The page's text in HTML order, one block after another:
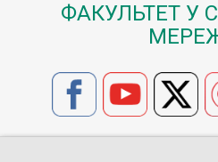
ФАКУЛЬТЕТ У